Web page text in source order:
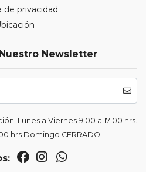
de privacidad
Newsletter
Lunes a Viernes 9:00 a 17:00 hrs.
hrs Domingo CERRADO